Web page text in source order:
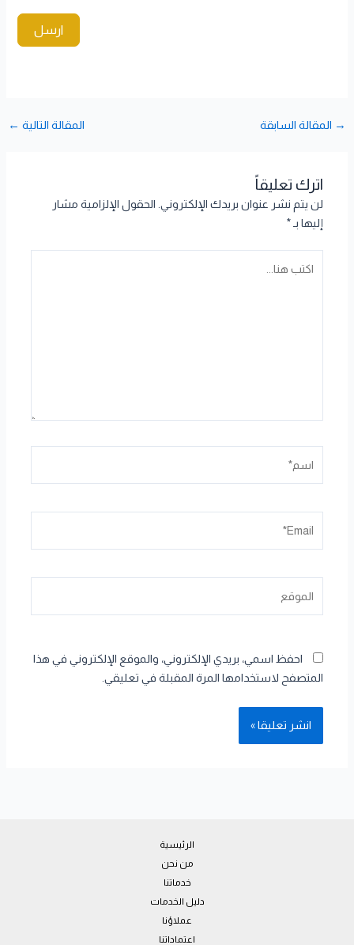
ارسل
→ المقالة السابقة المقالة التالية ←
اترك تعليقاً
لن يتم نشر عنوان بريدك الإلكتروني. الحقول الإلزامية مشار
إليها بـ*
احفظ اسمي، بريدي الإلكتروني، والموقع الإلكتروني في هذا
المتصفح لاستخدامها المرة المقبلة في تعليقي.
الرئيسية
من نحن
خدماتنا
دليل الخدمات
عملاؤنا
اعتماداتنا